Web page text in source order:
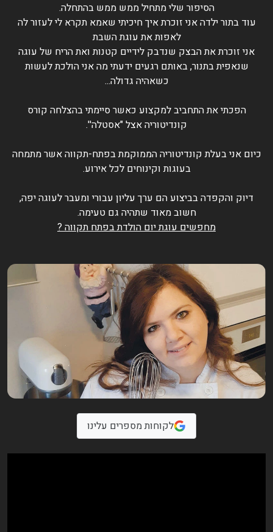
הסיפור שלי מתחיל ממש ממש בהתחלה.
עוד בתור ילדה אני זוכרת איך חיכיתי שאמא תקרא לי לעזור לה
לאפות את עוגת השבת
אני זוכרת את הבצק שנדבק לידיים קטנות ואת הריח של עוגה
שנאפית בתנור, באותם רגעים ידעתי מה אני הולכת לעשות
כשאהיה גדולה...
הפכתי את התחביב למקצוע כאשר סיימתי בהצלחה קורס
קונדיטוריה אצל "אסטלה''.
כיום אני בעלת קונדיטוריה הממוקמת בפתח-תקווה אשר מתמחה
בעוגות וקינוחים לכל אירוע.
דיוק והקפדה בביצוע הם ערך עליון עבורי ומעבר לעוגה יפה,
חשוב מאוד שתהיה גם טעימה.
מחפשים עוגת יום הולדת בפתח תקווה ?
לקוחות מספרים עלינו